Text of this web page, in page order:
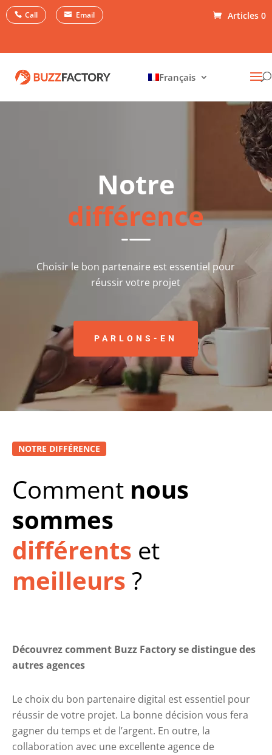
Call Email Articles 0
Français
Notre
différence
Choisir le bon partenaire est essentiel pour
réussir votre projet
PARLONS-EN
NOTRE DIFFÉRENCE
Comment nous
sommes
différents et
meilleurs ?
Découvrez comment Buzz Factory se distingue des
autres agences
Le choix du bon partenaire digital est essentiel pour
réussir de votre projet. La bonne décision vous fera
gagner du temps et de l’argent. En outre, la
collaboration avec une excellente agence de